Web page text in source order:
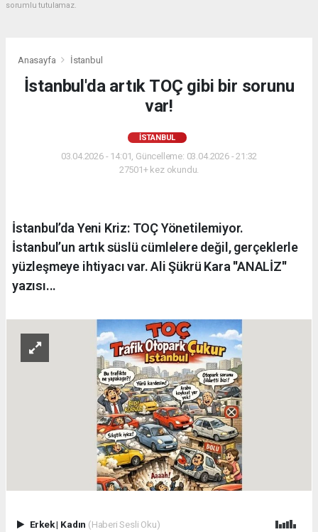
sorumlu tutulamaz.
Anasayfa İstanbul
İstanbul'da artık TOÇ gibi bir sorunu
var!
İSTANBUL
03.04.2026 - 14:01, Güncelleme: 03.04.2026 - 21:32
27501+ kez okundu.
İstanbul’da Yeni Kriz: TOÇ Yönetilemiyor.
İstanbul’un artık süslü cümlelere değil, gerçeklerle
yüzleşmeye ihtiyacı var. Ali Şükrü Kara ''ANALİZ''
yazısı...
Erkek| Kadın (Haberi Sesli Oku)